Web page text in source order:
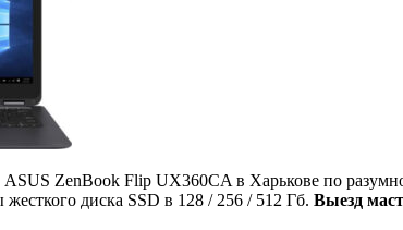
ZenBook Flip UX360CA в Харькове по
диска SSD в 128 / 256 / 512 Гб. Выезд